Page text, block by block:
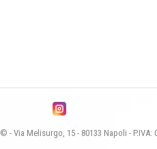
© - Via Melisurgo, 15 - 80133 Napoli - P.IVA: